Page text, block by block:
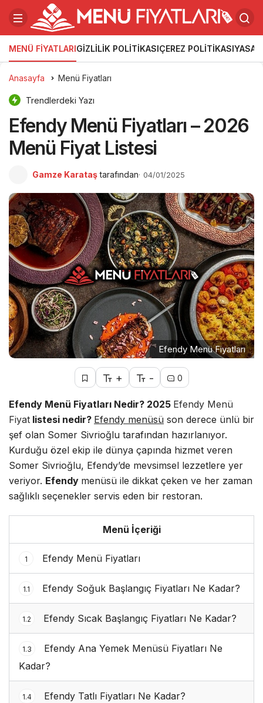
MENÜ FIYATLARIGIZLILIK POLITIKASIÇEREZ POLITIKASIYASAL
Anasayfa Menü Fiyatları
Trendlerdeki Yazı
Efendy Menü Fiyatları – 2026
Menü Fiyat Listesi
Gamze Karataş tarafından 04/01/2025
Efendy Menü Fiyatları
+ - 0
Efendy Menü Fiyatları Nedir? 2025 Efendy Menü
Fiyat listesi nedir? Efendy menüsü son derece ünlü bir
şef olan Somer Sivrioğlu tarafından hazırlanıyor.
Kurduğu özel ekip ile dünya çapında hizmet veren
Somer Sivrioğlu, Efendy’de mevsimsel lezzetlere yer
veriyor. Efendy menüsü ile dikkat çeken ve her zaman
sağlıklı seçenekler servis eden bir restoran.
Menü İçeriği
1 Efendy Menü Fiyatları
1.1 Efendy Soğuk Başlangıç Fiyatları Ne Kadar?
1.2 Efendy Sıcak Başlangıç Fiyatları Ne Kadar?
1.3
Efendy Ana Yemek Menüsü Fiyatları Ne
Kadar?
1.4 Efendy Tatlı Fiyatları Ne Kadar?